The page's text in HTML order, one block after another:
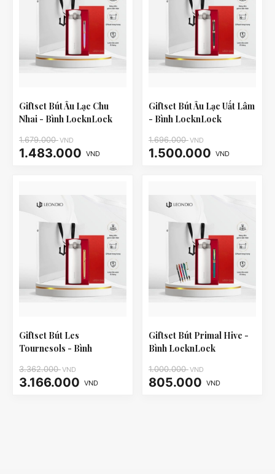
Giftset Bút Âu Lạc Chu
Nhai - Bình LocknLock
1.679.000VND
1.483.000 VND
Giftset Bút Âu Lạc Uất Lâm
- Bình LocknLock
1.696.000VND
1.500.000 VND
Giftset Bút Les
Tournesols - Bình
3.362.000VND
3.166.000 VND
Giftset Bút Primal Hive -
Bình LocknLock
1.000.000VND
805.000 VND